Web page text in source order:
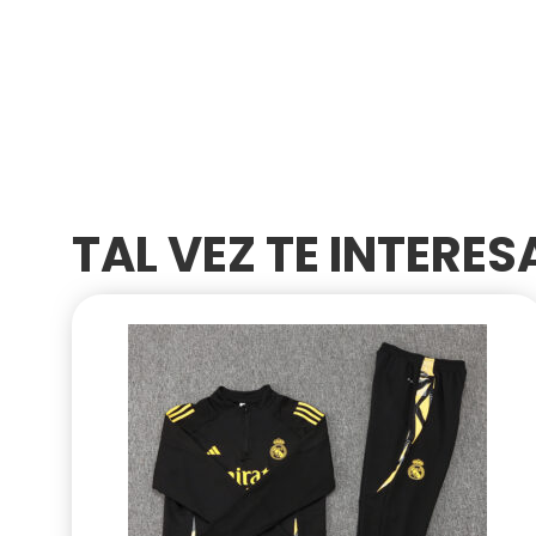
TAL VEZ TE